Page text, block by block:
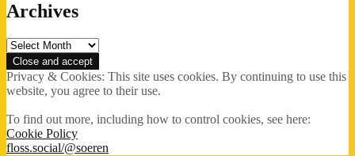
Archives
Archives
Privacy & Cookies: This site uses cookies. By continuing to use this
website, you agree to their use.
To find out more, including how to control cookies, see here:
Cookie Policy
floss.social/@soeren